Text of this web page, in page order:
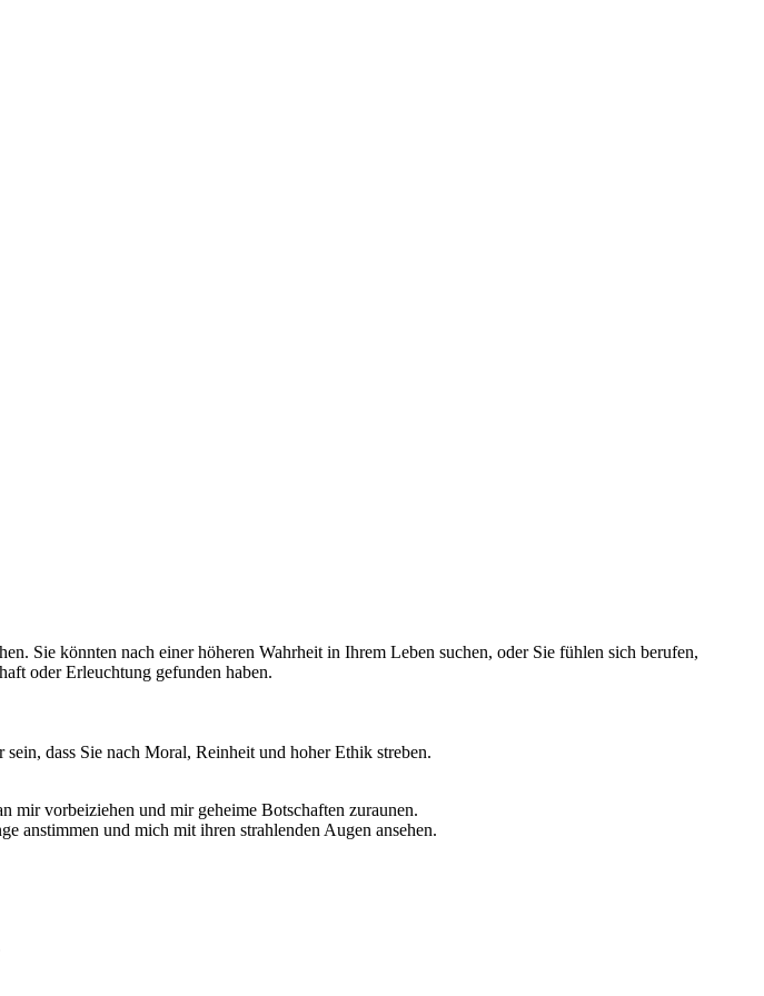
Sie könnten nach einer höheren Wahrheit in Ihrem Leben suchen, oder Sie fühlen sich berufen,
oder Erleuchtung gefunden haben.
dass Sie nach Moral, Reinheit und hoher Ethik streben.
mir vorbeiziehen und mir geheime Botschaften zuraunen.
anstimmen und mich mit ihren strahlenden Augen ansehen.